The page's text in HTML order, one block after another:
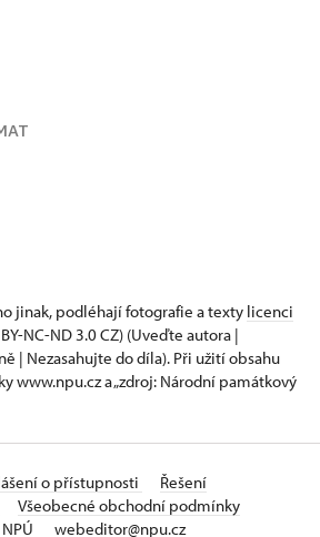
jinak, podléhají fotografie a texty licenci
BY-NC-ND 3.0 CZ) (Uveďte autora |
| Nezasahujte do díla). Při užití obsahu
www.npu.cz a „zdroj: Národní památkový
o přístupnosti
Řešení
Všeobecné obchodní podmínky
webeditor@npu.cz